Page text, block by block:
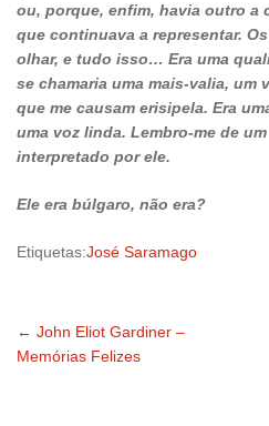
ou, porque, enfim, havia outro a
que continuava a representar.
olhar, e tudo isso… Era uma
se chamaria uma mais-valia, um
que me causam erisipela. Era
uma voz linda. Lembro-me de
interpretado por ele.
Ele era búlgaro, não era?
Etiquetas:José Saramago
Navegação
← John Eliot Gardiner –
Memórias Felizes